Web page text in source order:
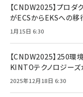
【CNDW2025】プロ
がECSからEKSへの
1月15日 6:30
【CNDW2025】250環
KINTOテクノロジー
2025年12月18日 6:30